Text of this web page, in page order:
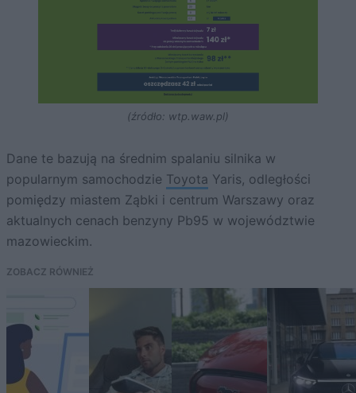
(źródło: wtp.waw.pl)
Dane te bazują na średnim spalaniu silnika w
popularnym samochodzie Toyota Yaris, odległości
pomiędzy miastem Ząbki i centrum Warszawy oraz
aktualnych cenach benzyny Pb95 w województwie
mazowieckim.
ZOBACZ RÓWNIEŻ